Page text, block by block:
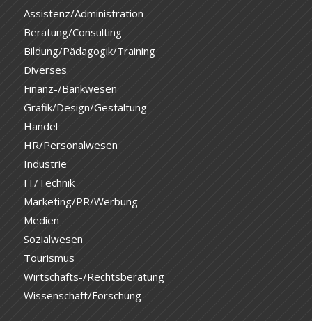
Assistenz/Administration
Beratung/Consulting
Bildung/Pädagogik/Training
Diverses
Finanz-/Bankwesen
Grafik/Design/Gestaltung
Handel
HR/Personalwesen
Industrie
IT/Technik
Marketing/PR/Werbung
Medien
Sozialwesen
Tourismus
Wirtschafts-/Rechtsberatung
Wissenschaft/Forschung